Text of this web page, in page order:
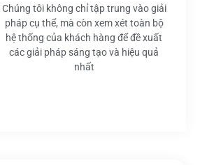
Chúng tôi không chỉ tập trung vào giải
pháp cụ thể, mà còn xem xét toàn bộ
hệ thống của khách hàng để đề xuất
các giải pháp sáng tạo và hiệu quả
nhất